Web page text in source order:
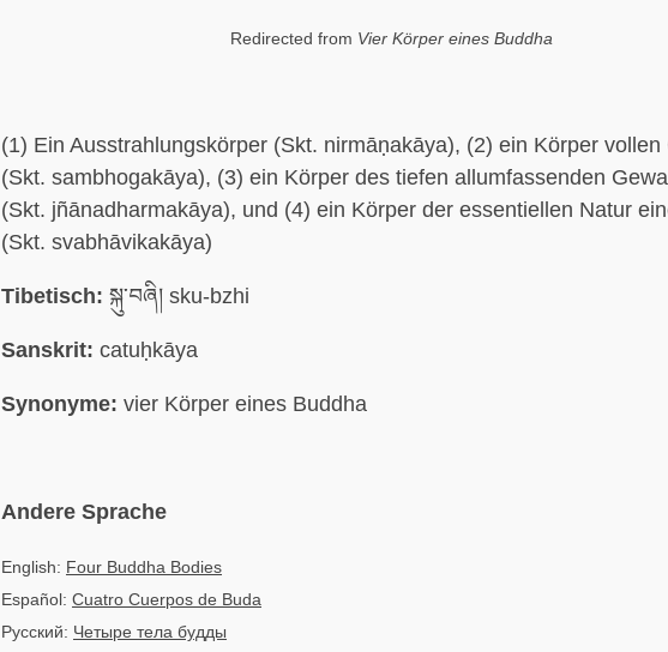
Redirected from Vier Körper eines Buddha
(1) Ein Ausstrahlungskörper (Skt. nirmāṇakāya), (2) ein Körper vollen
(Skt. sambhogakāya), (3) ein Körper des tiefen allumfassenden
(Skt. jñānadharmakāya), und (4) ein Körper der essentiellen Natur
(Skt. svabhāvikakāya)
Tibetisch: སྐུ་བཞི། sku-bzhi
Sanskrit: catuḥkāya
Synonyme: vier Körper eines Buddha
Andere Sprache
English: Four Buddha Bodies
Español: Cuatro Cuerpos de Buda
Русский: Четыре тела будды